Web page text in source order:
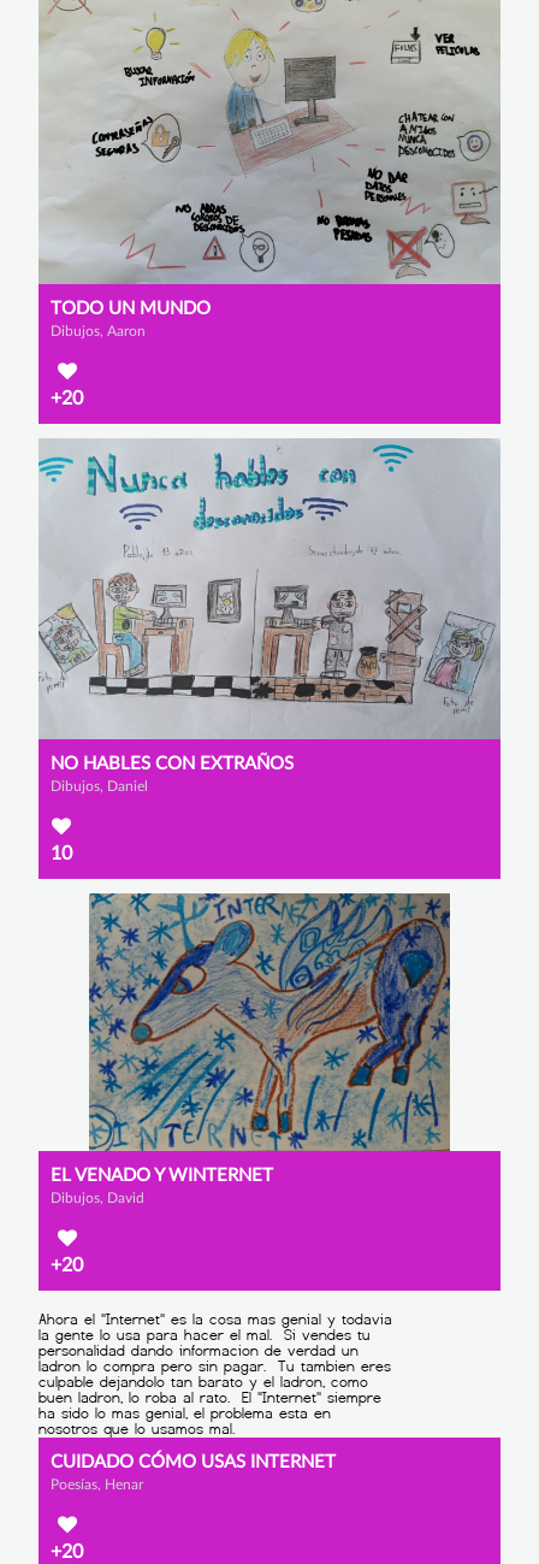
TODO UN MUNDO
Dibujos, Aaron
+20
NO HABLES CON EXTRAÑOS
Dibujos, Daniel
10
EL VENADO Y WINTERNET
Dibujos, David
+20
CUIDADO CÓMO USAS INTERNET
Poesías, Henar
+20